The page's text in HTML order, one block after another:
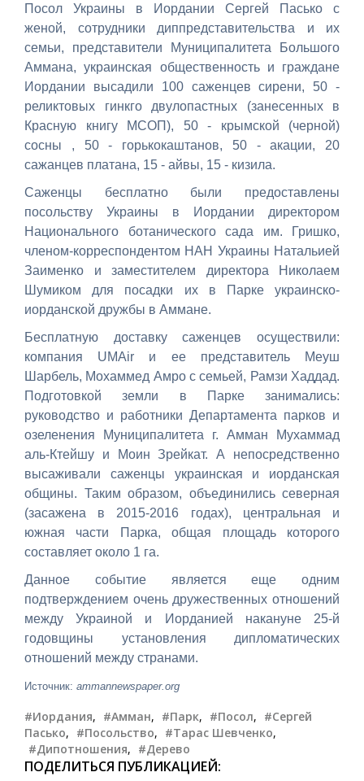
Посол Украины в Иордании Сергей Пасько с
женой, сотрудники диппредставительства и их
семьи, представители Муниципалитета Большого
Аммана, украинская общественность и граждане
Иордании высадили 100 саженцев сирени, 50 -
реликтовых гинкго двулопастных (занесенных в
Красную книгу МСОП), 50 - крымской (черной)
сосны , 50 - горькокаштанов, 50 - акации, 20
сажанцев платана, 15 - айвы, 15 - кизила.
Саженцы бесплатно были предоставлены
посольству Украины в Иордании директором
Национального ботанического сада им. Гришко,
членом-корреспондентом НАН Украины Натальией
Заименко и заместителем директора Николаем
Шумиком для посадки их в Парке украинско-
иорданской дружбы в Аммане.
Бесплатную доставку саженцев осуществили:
компания UMAir и ее представитель Меуш
Шарбель, Мохаммед Амро с семьей, Рамзи Хаддад.
Подготовкой земли в Парке занимались:
руководство и работники Департамента парков и
озеленения Муниципалитета г. Амман Мухаммад
аль-Ктейшу и Моин Зрейкат. А непосредственно
высаживали саженцы украинская и иорданская
общины. Таким образом, объединились северная
(засажена в 2015-2016 годах), центральная и
южная части Парка, общая площадь которого
составляет около 1 га.
Данное событие является еще одним
подтверждением очень дружественных отношений
между Украиной и Иорданией накануне 25-й
годовщины установления дипломатических
отношений между странами.
Источник: ammannewspaper.org
#Иордания, #Амман, #Парк, #Посол, #Сергей
Пасько, #Посольство, #Тарас Шевченко,
#Дипотношения, #Дерево
ПОДЕЛИТЬСЯ ПУБЛИКАЦИЕЙ: